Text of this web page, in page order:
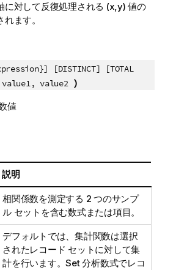
に対して反復処理される (x,y) 値の
ます。
[DISTINCT] [TOTAL
value2 )
値
説明
相関係数を測定する 2 つのサンプ
ル セットを含む数式または項目。
デフォルトでは、集計関数は選択
されたレコード セットに対して集
計を行います。Set 分析数式でレコ